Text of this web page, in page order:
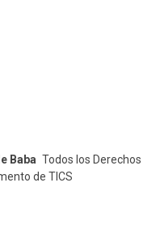
Baba Todos los Derechos
de TICS